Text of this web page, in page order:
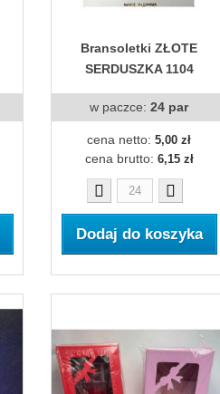
Bransoletki ZŁOTE
SERDUSZKA 1104
w paczce: 24 par
cena netto: 5,00 zł
cena brutto: 6,15 zł
Dodaj do koszyka